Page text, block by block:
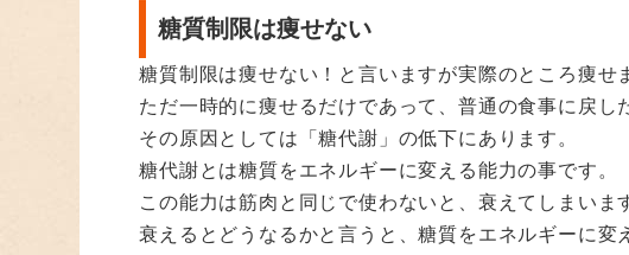
糖質制限は痩せない
糖質制限は痩せない！と言いますが実際のところ痩せ
ただ一時的に痩せるだけであって、普通の食事に戻し
その原因としては「糖代謝」の低下にあります。
糖代謝とは糖質をエネルギーに変える能力の事です。
この能力は筋肉と同じで使わないと、衰えてしまいま
衰えるとどうなるかと言うと、糖質をエネルギーに